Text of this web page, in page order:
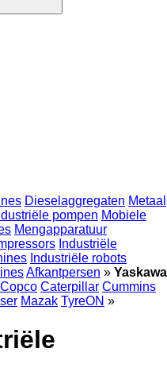
Dieselaggregaten Metaal
pompen Mobiele
Mengapparatuur
Industriële
Industriële robots
Afkantpersen » Yaskawa
Caterpillar Cummins
Mazak TyreON »